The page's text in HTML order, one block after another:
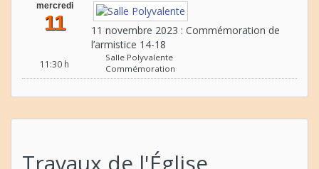
mercredi
11
11 novembre 2023 : Commémoration de
l’armistice 14-18
11:30 h
Salle Polyvalente
Commémoration
Travaux de l'Église